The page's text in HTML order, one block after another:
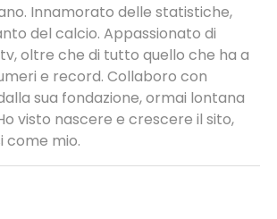
Innamorato delle statistiche,
del calcio. Appassionato di
oltre che di tutto quello che ha a
e record. Collaboro con
sua fondazione, ormai lontana
visto nascere e crescere il sito,
come mio.